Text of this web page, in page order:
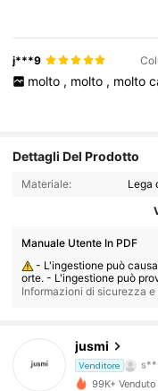
j***9
molto , molto , molto
Dettagli Del Prodotto
Materiale: Lega
Manuale Utente In PDF
- L'ingestione può
orte. - L'ingestione può
tteria è stata ingerita o
Informazioni di sicurezza
jusmi
Venditore
99K+